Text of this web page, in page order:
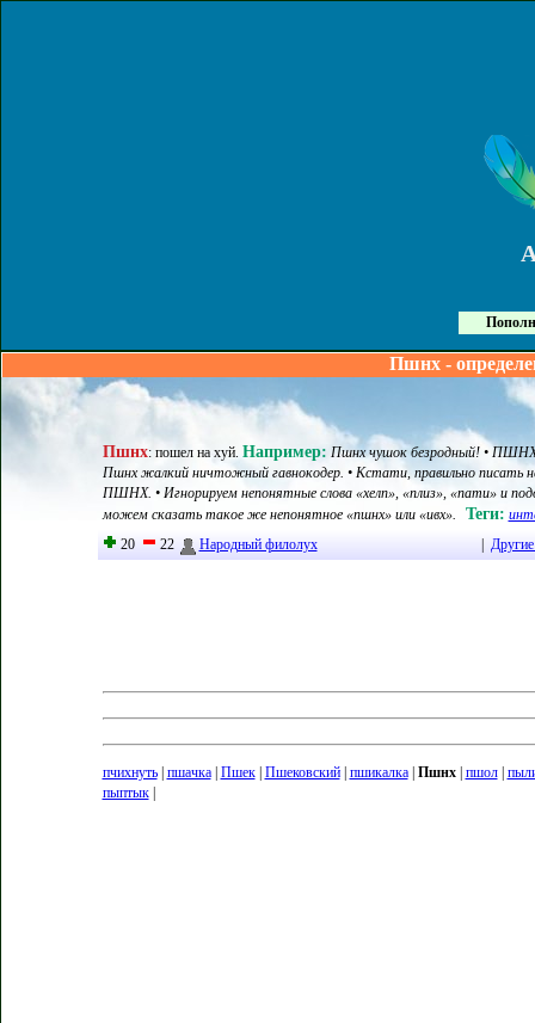
Пшнх -
Пшнх: пошел на хуй. Например: Пшнх чушок безродный! •
Пшнх жалкий ничтожный гавнокодер. • Кстати, правильно
ПШНХ. • Игнорируем непонятные слова «хелп», «плиз», «пати» и
можем сказать такое же непонятное «пшнх» или «ивх».
Теги:
20
22 Народный филолух
пчихнуть| пшачка| Пшек| Пшековский| пшикалка| Пшнх| пшол|
пыптык|